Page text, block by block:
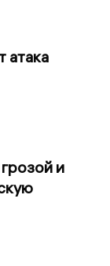
атака
и